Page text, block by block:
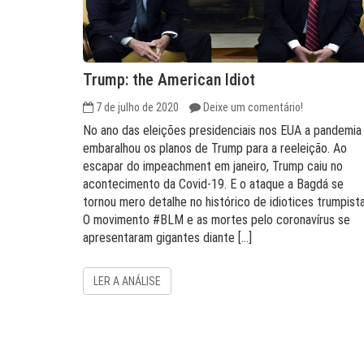
Trump: the American Idiot
7 de julho de 2020 Deixe um comentário!
No ano das eleições presidenciais nos EUA a pandemia
embaralhou os planos de Trump para a reeleição. Ao
escapar do impeachment em janeiro, Trump caiu no
acontecimento da Covid-19. E o ataque a Bagdá se
tornou mero detalhe no histórico de idiotices
O movimento #BLM e as mortes pelo coronavírus se
apresentaram gigantes diante […]
LER A ANÁLISE